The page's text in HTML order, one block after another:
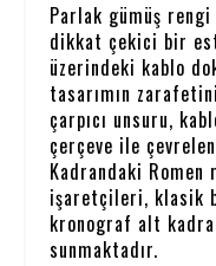
Parlak gümüş
dikkat çekici bir
üzerindeki kablo
tasarımın
çarpıcı unsuru,
çerçeve ile
Kadrandaki
işaretçileri, klasik
kronograf alt
sunmaktadır.